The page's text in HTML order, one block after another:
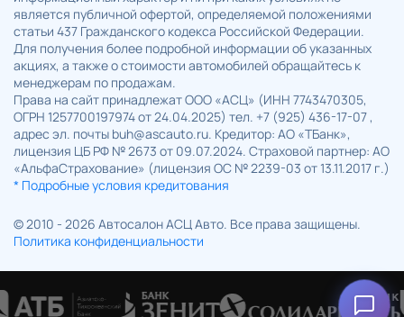
является публичной офертой, определяемой положениями
статьи 437 Гражданского кодекса Российской Федерации.
Для получения более подробной информации об указанных
акциях, а также о стоимости автомобилей обращайтесь к
менеджерам по продажам.
Права на сайт принадлежат ООО «АСЦ» (ИНН 7743470305,
ОГРН 1257700197974 от 24.04.2025) тел. +7 (925) 436-17-07 ,
адрес эл. почты buh@ascauto.ru. Кредитор: АО «ТБанк»,
лицензия ЦБ РФ № 2673 от 09.07.2024. Страховой партнер: АО
«АльфаСтрахование» (лицензия ОС № 2239-03 от 13.11.2017 г.)
* Подробные условия кредитования
© 2010 - 2026 Автосалон АСЦ Авто. Все права защищены.
Политика конфиденциальности